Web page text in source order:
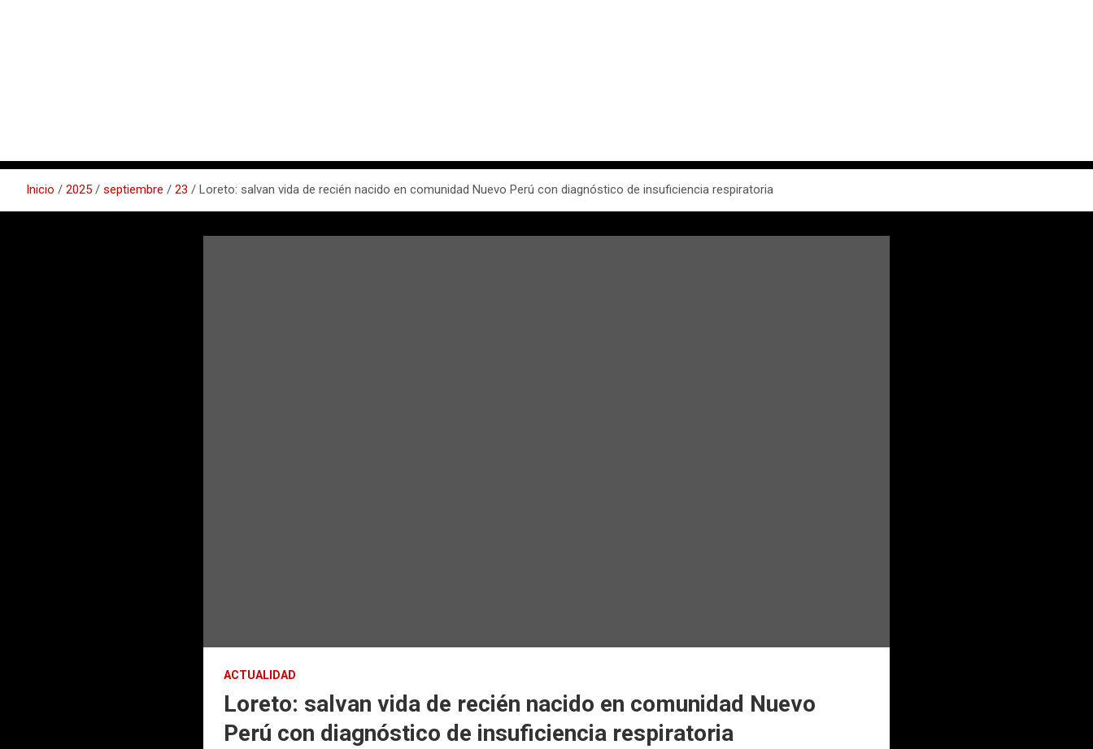
Inicio 2025 septiembre 23 Loreto: salvan vida de recién nacido en comunidad Nuevo Perú con diagnóstico de insuficiencia respiratoria
ACTUALIDAD
Loreto: salvan vida de recién nacido en comunidad Nuevo
Perú con diagnóstico de insuficiencia respiratoria